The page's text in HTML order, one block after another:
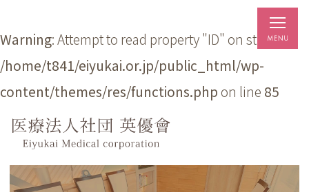
Warning: Attempt to read property "ID" on string in
/home/t841/eiyukai.or.jp/public_html/wp-
content/themes/res/functions.phpon line 85